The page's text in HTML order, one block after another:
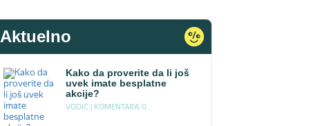
Aktuelno
Kako da proverite da li još
uvek imate besplatne
akcije?
VODIC | KOMENTARA: 0